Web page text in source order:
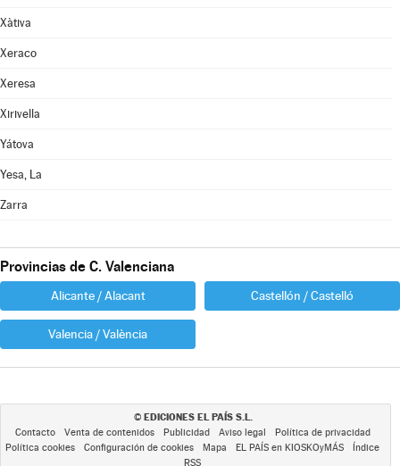
Xàtiva
Xeraco
Xeresa
Xirivella
Yátova
Yesa, La
Zarra
Provincias de C. Valenciana
Alicante / Alacant Castellón / Castelló
Valencia / València
© EDICIONES EL PAÍS S.L.
Contacto Venta de contenidos Publicidad Aviso legal
Política de privacidad
Política cookies
Configuración de cookies Mapa EL PAÍS en KIOSKOyMÁS
Índice
RSS